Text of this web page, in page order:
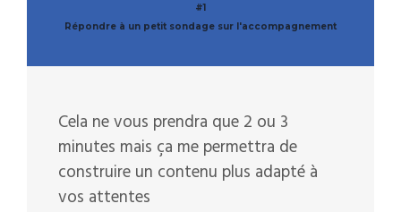
#1
Répondre à un petit sondage sur l'accompagnement
Cela ne vous prendra que 2 ou 3
minutes mais ça me permettra de
construire un contenu plus adapté à
vos attentes